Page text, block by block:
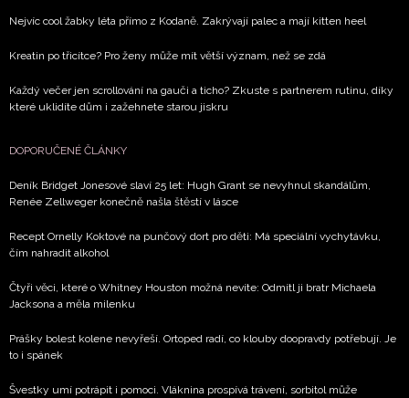
Nejvíc cool žabky léta přímo z Kodaně. Zakrývají palec a mají kitten heel
Kreatin po třicítce? Pro ženy může mít větší význam, než se zdá
Každý večer jen scrollování na gauči a ticho? Zkuste s partnerem rutinu, díky
které uklidíte dům i zažehnete starou jiskru
DOPORUČENÉ ČLÁNKY
Deník Bridget Jonesové slaví 25 let: Hugh Grant se nevyhnul skandálům,
Renée Zellweger konečně našla štěstí v lásce
Recept Ornelly Koktové na punčový dort pro děti: Má speciální vychytávku,
čím nahradit alkohol
Čtyři věci, které o Whitney Houston možná nevíte: Odmítl ji bratr Michaela
Jacksona a měla milenku
Prášky bolest kolene nevyřeší. Ortoped radí, co klouby doopravdy potřebují. Je
to i spánek
Švestky umí potrápit i pomoci. Vláknina prospívá trávení, sorbitol může